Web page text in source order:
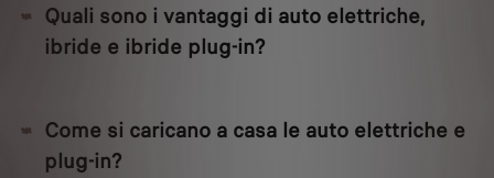
Quali sono i vantaggi di auto elettriche,
ibride e ibride plug-in?
Come si caricano a casa le auto elettriche e
plug-in?